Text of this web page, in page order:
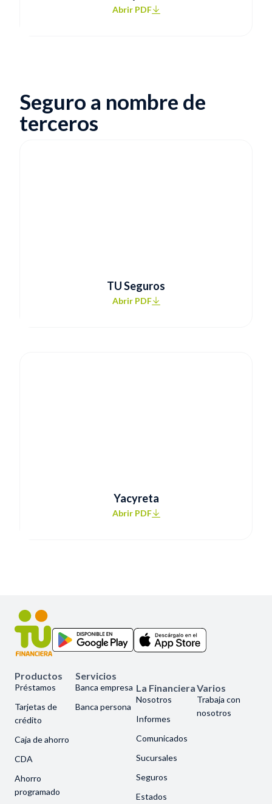
Abrir PDF
Seguro a nombre de
terceros
TU Seguros
Abrir PDF
Yacyreta
Abrir PDF
Productos
Préstamos
Tarjetas de
crédito
Caja de ahorro
CDA
Ahorro
programado
Servicios
Banca empresa
Banca persona
La Financiera
Nosotros
Informes
Comunicados
Sucursales
Seguros
Estados
Varios
Trabaja con
nosotros